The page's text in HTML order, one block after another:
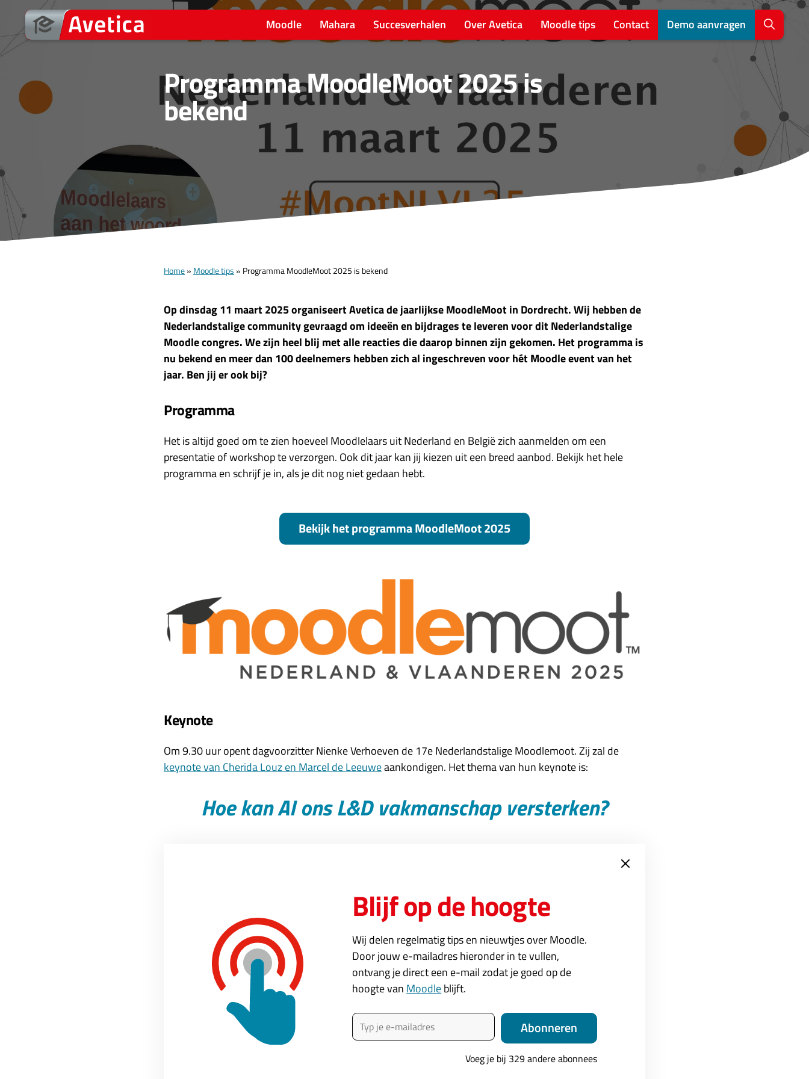
de
inhoud
Moodle Mahara Succesverhalen Over Avetica Moodle tips Contact Demo aanvragen
Programma MoodleMoot 2025 is
bekend
Home» Moodle tips » Programma MoodleMoot 2025 is bekend
Op dinsdag 11 maart 2025 organiseert Avetica de jaarlijkse MoodleMoot in Dordrecht. Wij hebben de
Nederlandstalige community gevraagd om ideeën en bijdrages te leveren voor dit Nederlandstalige
Moodle congres. We zijn heel blij met alle reacties die daarop binnen zijn gekomen. Het programma is
nu bekend en meer dan 100 deelnemers hebben zich al ingeschreven voor hét Moodle event van het
jaar. Ben jij er ook bij?
Programma
Het is altijd goed om te zien hoeveel Moodlelaars uit Nederland en België zich aanmelden om een
presentatie of workshop te verzorgen. Ook dit jaar kan jij kiezen uit een breed aanbod. Bekijk het hele
programma en schrijf je in, als je dit nog niet gedaan hebt.
Bekijk het programma MoodleMoot 2025
Keynote
Om 9.30 uur opent dagvoorzitter Nienke Verhoeven de 17e Nederlandstalige Moodlemoot. Zij zal de
keynote van Cherida Louz en Marcel de Leeuweaankondigen. Het thema van hun keynote is:
Hoe kan AI ons L&D vakmanschap versterken?
Moodle in de praktijk
Moodle Techies
Moodle innovatie
Moodle didactiek
Commercie
Om 12.30 uur is er tijdens de lunch voldoende tijd om elkaar te ontmoeten. Vanaf 13.30 uur staan er
weer diverse sessies op het programma die we gezamenlijk om 15.30 uur afsluiten met een interactief en
gezellig gedeelte. Om 16.30 uur wordt deze Moodlemoot afgesloten met een hapje en een drankje.
Blijf op de hoogte
Wij delen regelmatig tips en nieuwtjes over Moodle.
Door jouw e-mailadres hieronder in te vullen,
ontvang je direct een e-mail zodat je goed op de
hoogte van Moodleblijft.
Typ je e-mailadres
Abonneren
Voeg je bij 329 andere abonnees